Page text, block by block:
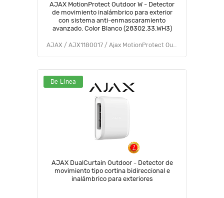
AJAX MotionProtect Outdoor W - Detector
de movimiento inalámbrico para exterior
con sistema anti-enmascaramiento
avanzado. Color Blanco (28302.33.WH3)
AJAX / AJX1180017 / Ajax MotionProtect Outdoor (9NA)
De Línea
AJAX DualCurtain Outdoor - Detector de
movimiento tipo cortina bidireccional e
inalámbrico para exteriores